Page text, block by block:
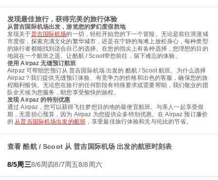
发现最佳旅行，获得完美的旅行体验
从普吉国际机场出发，游览您的梦幻度假胜地
发现关于普吉国际机场的一切，轻松开始您的下一个冒险。无论是前往浪漫城
市度假，探索充满文化的繁华城市，还是在宁静的海滩上放松身心，每种类型
的旅行者都能找到适合自己的选择。在您的指尖上有各种选择，您理想的目的
地就在一个航班之遥。让酷航 / Scoot带您前往，留下难忘的体验。
使用 Airpaz 无缝预订航班
Airpaz 可帮助您预订从 普吉国际机场 出发的 酷航 / Scoot 航班。为什么选择
Airpaz？我们提供无缝预订体验、有竞争力的价格和出色的客服，确保您的旅
程顺利愉快。无论您在旅行的任何阶段有特殊要求或需要帮助，我们敬业的团
队全天候为您服务，助您享受愉快的旅程。
发现 Airpaz 的特别优惠
通过 Airpaz，您可以获得飞往梦想目的地的最便宜航班。与亲人一起享受假
期，无需担心预算，因为 Airpaz 为您提供众多特别优惠。在 Airpaz 预订廉价
的 从普吉国际机场出发的航班，享受最佳旅行体验和无与伦比的节省。
查看 酷航 / Scoot 从 普吉国际机场 出发的航班时刻表
8/5周三8/6周四8/7周五8/8周六